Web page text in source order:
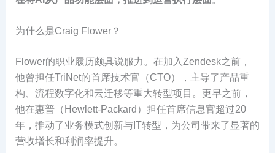
为什么是Craig Flower？
Flower的职业履历颇具说服力。在加入Zendesk之前，
他曾担任TriNet的首席技术官（CTO），主导了产品重
构、流程数字化和云迁移等重大转型项目。更早之前，
他在惠普（Hewlett-Packard）担任首席信息官超过20
年，推动了业务模式创新与IT转型，为公司带来了显著的
营收增长和利润率提升。